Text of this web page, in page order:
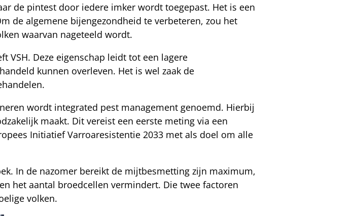
de pintest door iedere imker wordt toegepast. Het is een
de algemene bijengezondheid te verbeteren, zou het
waarvan nageteeld wordt.
VSH. Deze eigenschap leidt tot een lagere
kunnen overleven. Het is wel zaak de
wordt integrated pest management genoemd. Hierbij
maakt. Dit vereist een eerste meting via een
Initiatief Varroaresistentie 2033 met als doel om alle
In de nazomer bereikt de mijtbesmetting zijn maximum,
het aantal broedcellen vermindert. Die twee factoren
volken.